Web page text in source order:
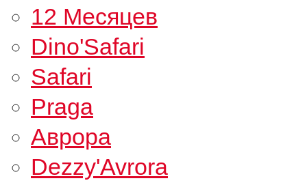
12 Месяцев
Dino'Safari
Safari
Praga
Аврора
Dezzy'Avrora